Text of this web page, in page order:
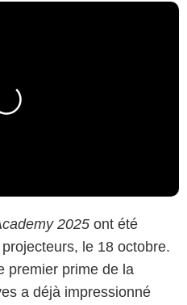
2025 ont été
le 18 octobre.
premier prime de la
a déjà impressionné